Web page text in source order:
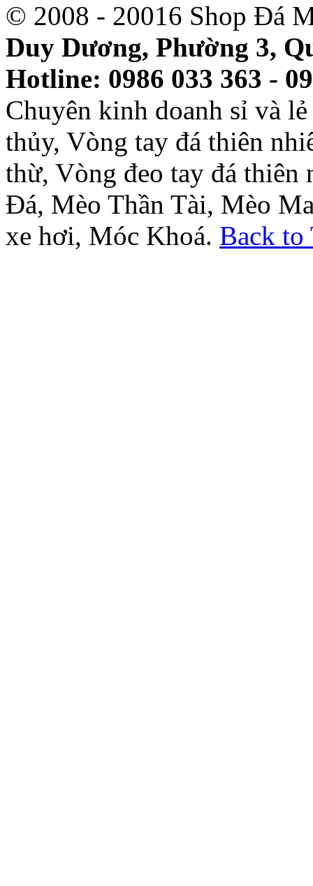
© 2008 - 20016 Shop Đá
Duy Dương, Phường 3,
Hotline: 0986 033 363 -
Chuyên kinh doanh sỉ và
thủy, Vòng tay đá thiên
thừ, Vòng đeo tay đá thiên
Đá, Mèo Thần Tài, Mèo
xe hơi, Móc Khoá. Back to